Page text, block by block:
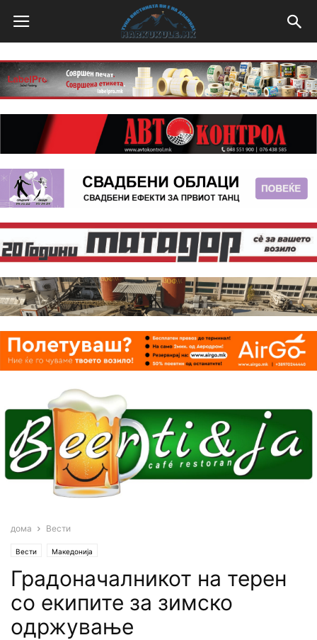
дома Вести
Вести Македонија
Градоначалникот на терен
со екипите за зимско
одржување